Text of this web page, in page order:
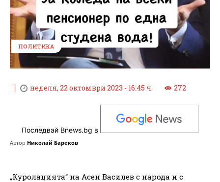
ПОЛИТИКА
неделя, 22 октомври 2023 - 16:45 ч. 272
Последвай Bnews.bg в
Автор Николай Бареков
„Куролацията“ на Асен Василев с народа и с